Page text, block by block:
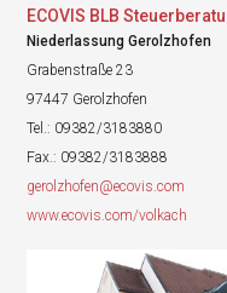
ECOVIS BLB
Niederlassung Gerolzhofen
Grabenstraße 23
97447 Gerolzhofen
Tel.: 09382/3183880
Fax.: 09382/3183888
gerolzhofen@ecovis.com
www.ecovis.com/volkach